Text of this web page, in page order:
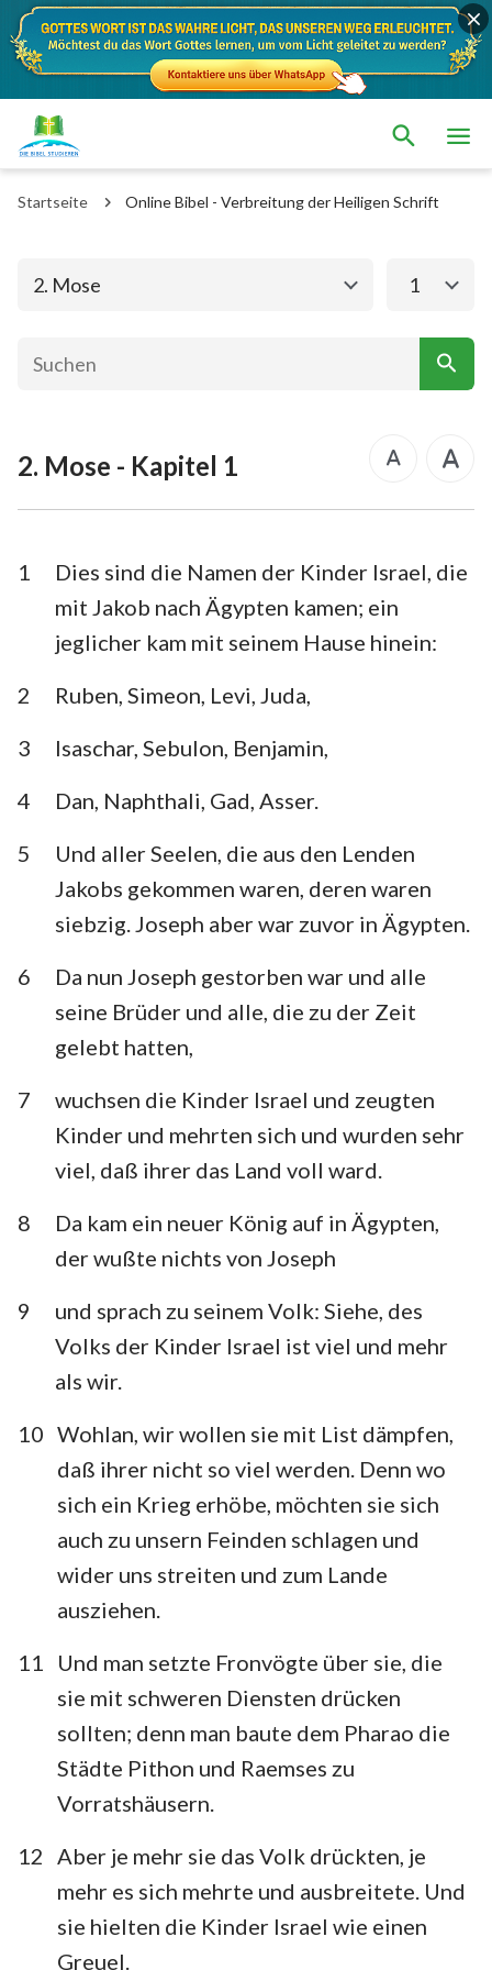
Startseite Online Bibel - Verbreitung der Heiligen Schrift
2. Mose
Das alte Testament Das neue Testament
1. Mose 2. Mose
5. Mose
1.Samuel
1. Chronik
Esra Nehemia
Esther Hiob
Psalm Sprüche
Prediger
Jesaja Jeremia
Klagelieder Hesekiel
Daniel Hosea
Joel Amos
Obadja Jona
Habakuk Zephanja
Haggai
Maleachi
1
2. Mose - Kapitel 1
1
Dies sind die Namen der Kinder Israel, die
mit Jakob nach Ägypten kamen; ein
jeglicher kam mit seinem Hause hinein:
2
Ruben, Simeon, Levi, Juda,
3
Isaschar, Sebulon, Benjamin,
4
Dan, Naphthali, Gad, Asser.
5
Und aller Seelen, die aus den Lenden
Jakobs gekommen waren, deren waren
siebzig. Joseph aber war zuvor in Ägypten.
6
Da nun Joseph gestorben war und alle
seine Brüder und alle, die zu der Zeit
gelebt hatten,
7
wuchsen die Kinder Israel und zeugten
Kinder und mehrten sich und wurden sehr
viel, daß ihrer das Land voll ward.
8
Da kam ein neuer König auf in Ägypten,
der wußte nichts von Joseph
9
und sprach zu seinem Volk: Siehe, des
Volks der Kinder Israel ist viel und mehr
als wir.
10 Wohlan, wir wollen sie mit List dämpfen,
daß ihrer nicht so viel werden. Denn wo
sich ein Krieg erhöbe, möchten sie sich
auch zu unsern Feinden schlagen und
wider uns streiten und zum Lande
ausziehen.
11
Und man setzte Fronvögte über sie, die
sie mit schweren Diensten drücken
sollten; denn man baute dem Pharao die
Städte Pithon und Raemses zu
Vorratshäusern.
12
Aber je mehr sie das Volk drückten, je
mehr es sich mehrte und ausbreitete. Und
sie hielten die Kinder Israel wie einen
Greuel.